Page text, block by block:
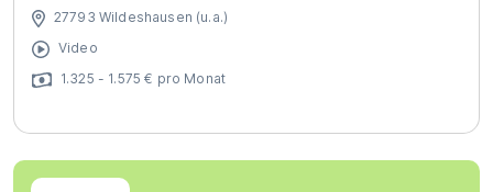
27793 Wildeshausen (u.a.)
Video
1.325 - 1.575 € pro Monat